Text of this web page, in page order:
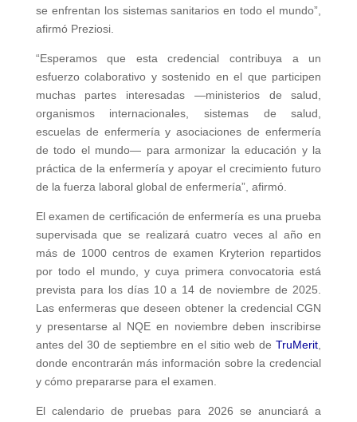
se enfrentan los sistemas sanitarios en todo el mundo”,
afirmó Preziosi.
“Esperamos que esta credencial contribuya a un
esfuerzo colaborativo y sostenido en el que participen
muchas partes interesadas —ministerios de salud,
organismos internacionales, sistemas de salud,
escuelas de enfermería y asociaciones de enfermería
de todo el mundo— para armonizar la educación y la
práctica de la enfermería y apoyar el crecimiento futuro
de la fuerza laboral global de enfermería”, afirmó.
El examen de certificación de enfermería es una prueba
supervisada que se realizará cuatro veces al año en
más de 1000 centros de examen Kryterion repartidos
por todo el mundo, y cuya primera convocatoria está
prevista para los días 10 a 14 de noviembre de 2025.
Las enfermeras que deseen obtener la credencial CGN
y presentarse al NQE en noviembre deben inscribirse
antes del 30 de septiembre en el sitio web deTruMerit
donde encontrarán más información sobre la credencial
y cómo prepararse para el examen.
El calendario de pruebas para 2026 se anunciará a